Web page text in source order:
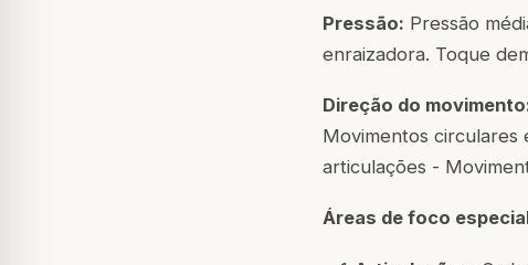
Pressão: Pressão
enraizadora. Toque
Direção do
Movimentos circulares
articulações -
Áreas de foco